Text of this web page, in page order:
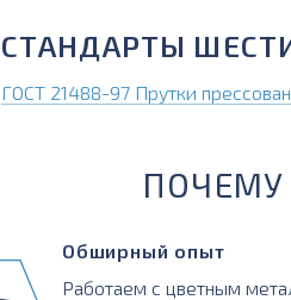
СТАНДАРТЫ
ГОСТ 21488-97 Прутки
ПОЧЕМУ
Обширный опыт
Работаем с цветным